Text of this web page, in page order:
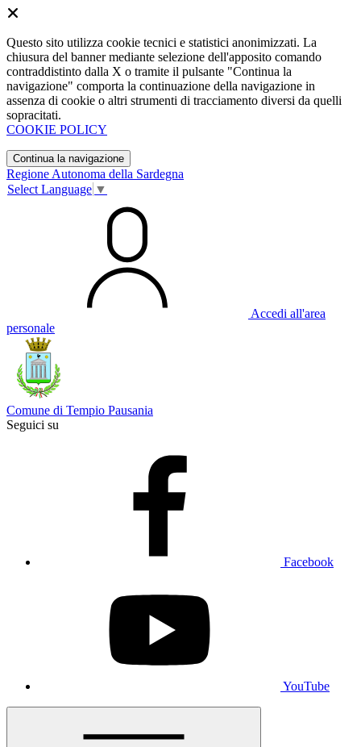
Questo sito utilizza cookie tecnici e statistici anonimizzati. La
chiusura del banner mediante selezione dell'apposito comando
contraddistinto dalla X o tramite il pulsante "Continua la
navigazione" comporta la continuazione della navigazione in
assenza di cookie o altri strumenti di tracciamento diversi da quelli
sopracitati.
COOKIE POLICY
Continua la navigazione
Regione Autonoma della Sardegna
Select Language ▼
Accedi all'area
personale
Comune di Tempio Pausania
Seguici su
Facebook
YouTube